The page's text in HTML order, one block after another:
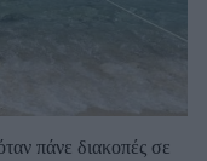
πάνε διακοπές σε